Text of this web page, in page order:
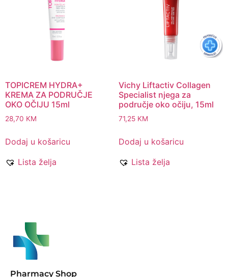
TOPICREM HYDRA+
KREMA ZA PODRUČJE
OKO OČIJU 15ml
28,70 KM
Dodaj u košaricu
Lista želja
Vichy Liftactiv Collagen
Specialist njega za
područje oko očiju, 15ml
71,25 KM
Dodaj u košaricu
Lista želja
Pharmacy Shop